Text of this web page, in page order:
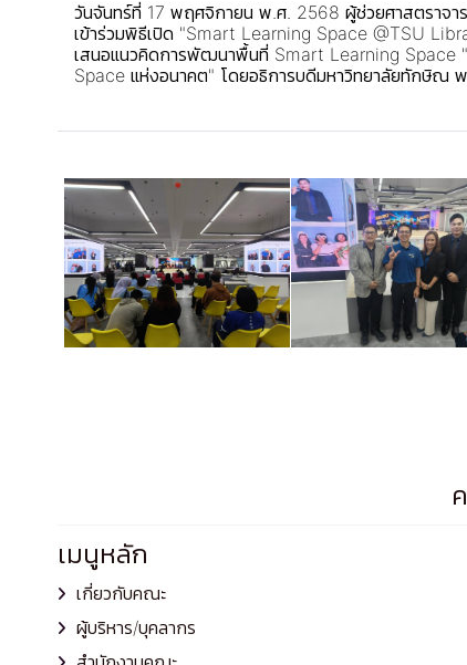
วันจันทร์ที่ 17 พฤศจิกายน พ.ศ. 2568 ผู้ช่วยศาสตรา
เข้าร่วมพิธีเปิด "Smart Learning Space @TSU
เสนอแนวคิดการพัฒนาพื้นที่ Smart Learning Space
Space แห่งอนาคต" โดยอธิการบดีมหาวิทยาลัยทักษิณ
เมนูหลัก
เกี่ยวกับคณะ
ผู้บริหาร/บุคลากร